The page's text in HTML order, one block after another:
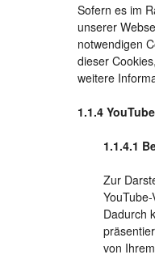
Sofern es im
unserer
notwendigen
dieser
weitere
Zur
Dadurch
von